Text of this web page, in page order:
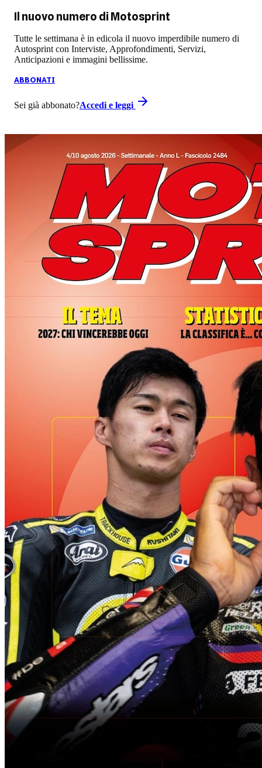
Il nuovo numero di Motosprint
Tutte le settimana è in edicola il nuovo imperdibile numero di
Autosprint con Interviste, Approfondimenti, Servizi,
Anticipazioni e immagini bellissime.
ABBONATI
Sei già abbonato?Accedi e leggi